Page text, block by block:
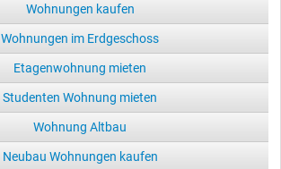
Wohnungen kaufen
Wohnungen im Erdgeschoss
Etagenwohnung mieten
Studenten Wohnung mieten
Wohnung Altbau
Neubau Wohnungen kaufen